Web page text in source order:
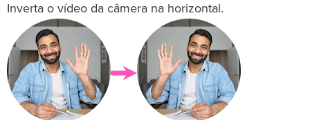
Inverta o vídeo da câmera na horizontal.